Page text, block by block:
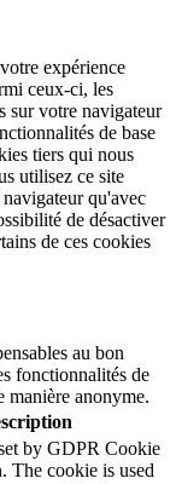
expérience
ceux-ci, les
sur votre navigateur
de base
tiers qui nous
utilisez ce site
qu'avec
de désactiver
de ces cookies
au bon
fonctionnalités de
manière anonyme.
by GDPR Cookie
The cookie is used